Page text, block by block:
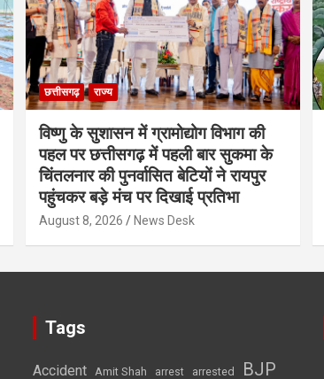
छत्तीसगढ़ राज्य
विष्णु के सुशासन में ग्रामोद्योग विभाग की
पहल पर छत्तीसगढ़ में पहली बार सुकमा के
चिंतलनार की पुनर्वासित बेटियों ने रायपुर
पहुंचकर बड़े मंच पर दिखाई प्रतिभा
August 8, 2026 News Desk
Tags
Accident Amit Shah arrest arrested BJP